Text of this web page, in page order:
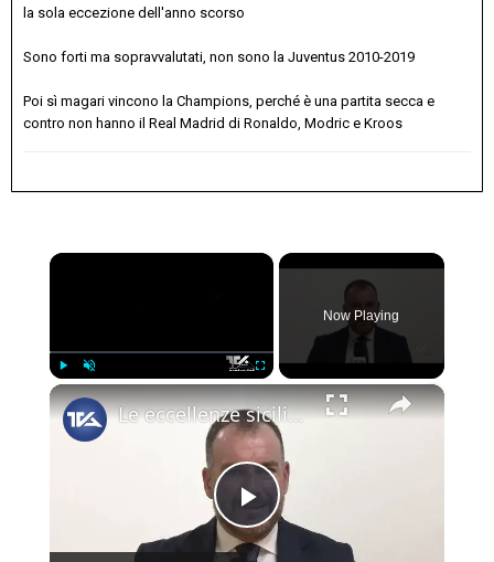
la sola eccezione dell'anno scorso
Sono forti ma sopravvalutati, non sono la Juventus 2010-2019
Poi sì magari vincono la Champions, perché è una partita secca e
contro non hanno il Real Madrid di Ronaldo, Modric e Kroos
×
Now Playing
×
Play
Le eccellenze siciliane al Macfrut 2025